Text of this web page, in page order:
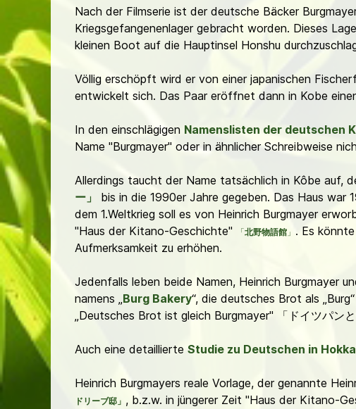
Nach der Filmserie ist der deutsche Bäcker
Kriegsgefangenenlager gebracht worden. Dieses
kleinen Boot auf die Hauptinsel Honshu
Völlig erschöpft wird er von einer japanischen
entwickelt sich. Das Paar eröffnet dann in Kobe
In den einschlägigen Namenslisten der deutschen
Name "Burgmayer" oder in ähnlicher Schreibweise
Allerdings taucht der Name tatsächlich in Kôbe auf,
ー」
bis in die 1990er Jahre gegeben. Das Haus war
dem 1.Weltkrieg soll es von Heinrich Burgmayer
"Haus der Kitano-Geschichte"
「北野物語館 」 . Es
Aufmerksamkeit zu erhöhen.
Jedenfalls leben beide Namen, Heinrich Burgmayer
namens „Burg Bakery“, die deutsches Brot als
„Deutsches Brot ist gleich Burgmayer" 「ドイツパン
Auch eine detaillierte Studie zu Deutschen in
Heinrich Burgmayers reale Vorlage, der genannte
ドリーブ邸」 , b.z.w. in jüngerer Zeit "Haus der Kitano-